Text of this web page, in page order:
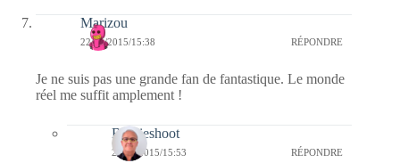
Marizou
22/01/2015/15:38 RÉPONDRE
Je ne suis pas une grande fan de fantastique. Le monde
réel me suffit amplement !
Bernieshoot
22/01/2015/15:53 RÉPONDRE